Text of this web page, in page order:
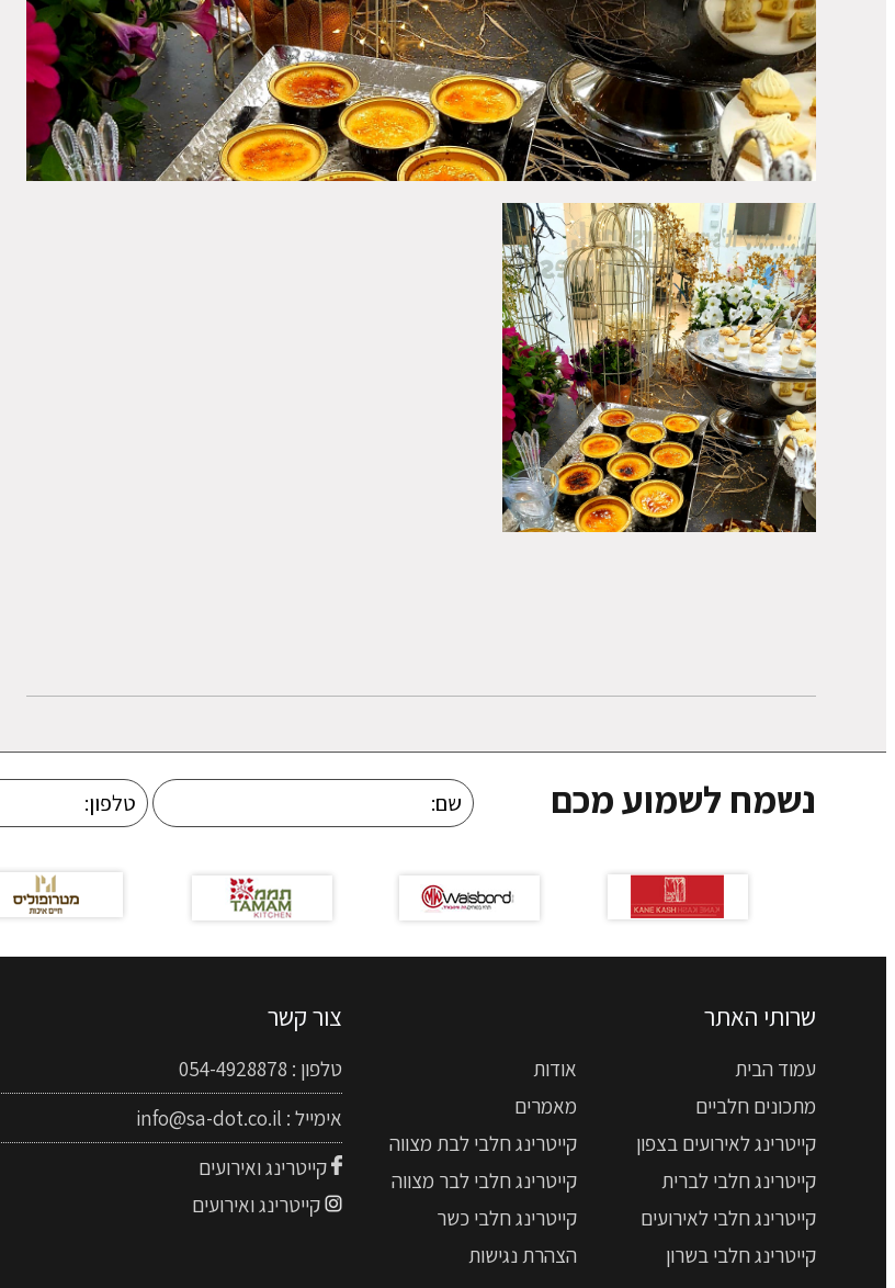
נשמח לשמוע מכם
שרותי האתר
עמוד הבית
אודות
מתכונים חלביים
מאמרים
קייטרינג לאירועים בצפון
קייטרינג חלבי לבת מצווה
קייטרינג חלבי לברית
קייטרינג חלבי לבר מצווה
קייטרינג חלבי לאירועים
קייטרינג חלבי כשר
קייטרינג חלבי בשרון
הצהרת נגישות
צור קשר
טלפון : 054-4928878
אימייל : info@sa-dot.co.il
קייטרינג ואירועים
קייטרינג ואירועים